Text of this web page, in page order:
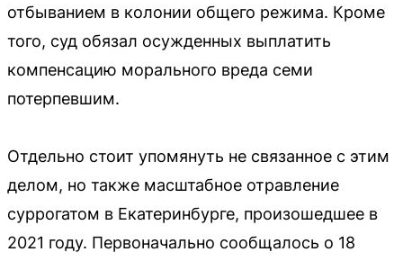
отбыванием в колонии общего режима. Кроме
того, суд обязал осужденных выплатить
компенсацию морального вреда семи
потерпевшим.
Отдельно стоит упомянуть не связанное с этим
делом, но также масштабное отравление
суррогатом в Екатеринбурге, произошедшее в
2021 году. Первоначально сообщалось о 18